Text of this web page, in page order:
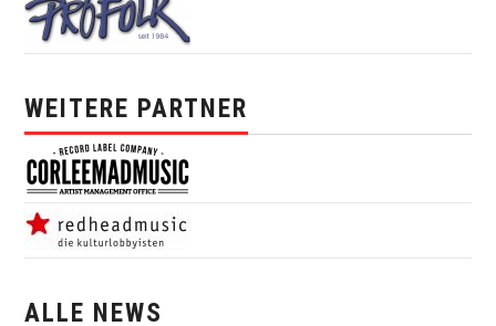
WEITERE PARTNER
ALLE NEWS